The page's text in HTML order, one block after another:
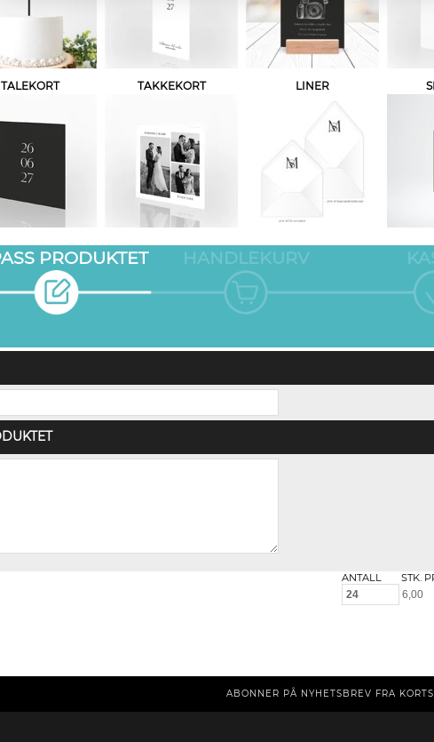
TALEKORT TAKKEKORT LINER
PRODUKTET HANDLEKURV
ANTALL STK.
ABONNER PÅ NYHETSBREV FRA